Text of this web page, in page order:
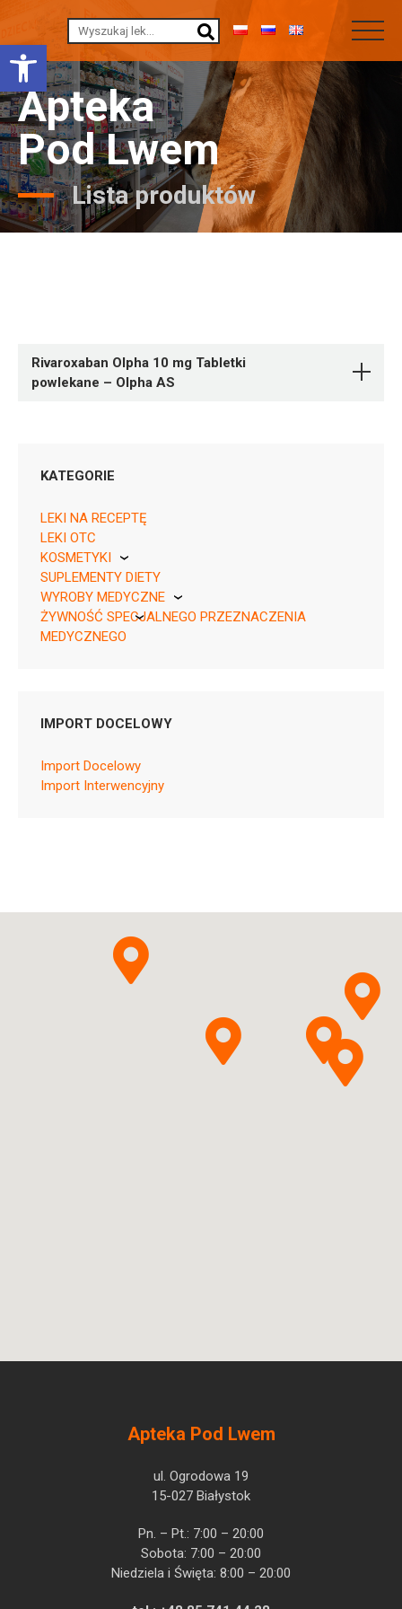
Otwórz pasek narzędzi
Apteka
Pod Lwem
Lista produktów
Rivaroxaban Olpha 10 mg Tabletki
powlekane – Olpha AS
04750258007363 ¦ Rp ¦ 165381
30 tabl.
04750258007370 ¦ Rp ¦ 165382
98 tabl.
B01AF01
KATEGORIE
LEKI NA RECEPTĘ
LEKI OTC
KOSMETYKI
Pierre Fabre
SUPLEMENTY DIETY
WYROBY MEDYCZNE
KikGel
ŻYWNOŚĆ SPECJALNEGO PRZEZNACZENIA
MEDYCZNEGO
IMPORT DOCELOWY
Import Docelowy
Import Interwencyjny
Apteka Pod Lwem
ul. Ogrodowa 19
15-027 Białystok
Pn. – Pt.: 7:00 – 20:00
Sobota: 7:00 – 20:00
Niedziela i Święta: 8:00 – 20:00